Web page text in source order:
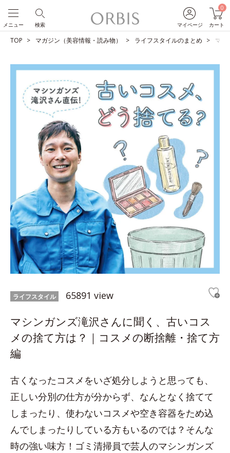
マイページ
0
カート
検索
メニュー
TOP マガジン（美容情報・読み物） ライフスタイルのまとめ マシ
ライフスタイル 65891 view
マシンガンズ滝沢さんに聞く、古いコス
メの捨て方は？｜コスメの断捨離・捨て方
編
古くなったコスメをいざ処分しようと思っても、
正しい分別の仕方が分からず、なんとなく捨てて
しまったり、使わないコスメや空き容器をため込
んでしまったりしている方もいるのでは？そんな
時の強い味方！ゴミ清掃員で芸人のマシンガンズ